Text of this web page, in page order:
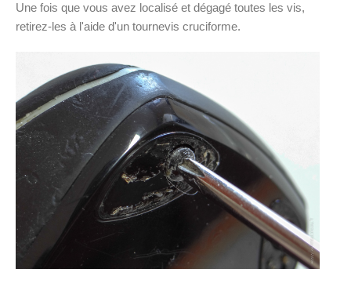
Une fois que vous avez localisé et dégagé toutes les vis,
retirez-les à l'aide d'un tournevis cruciforme.